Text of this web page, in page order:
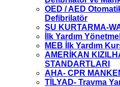
OED / AED
Defibrilatör
SU KURTARMA-
İlk Yardım
MEB İlk Yardım
AMERİKAN
STANDARTLARI
AHA- CPR
TİLYAD- Travma